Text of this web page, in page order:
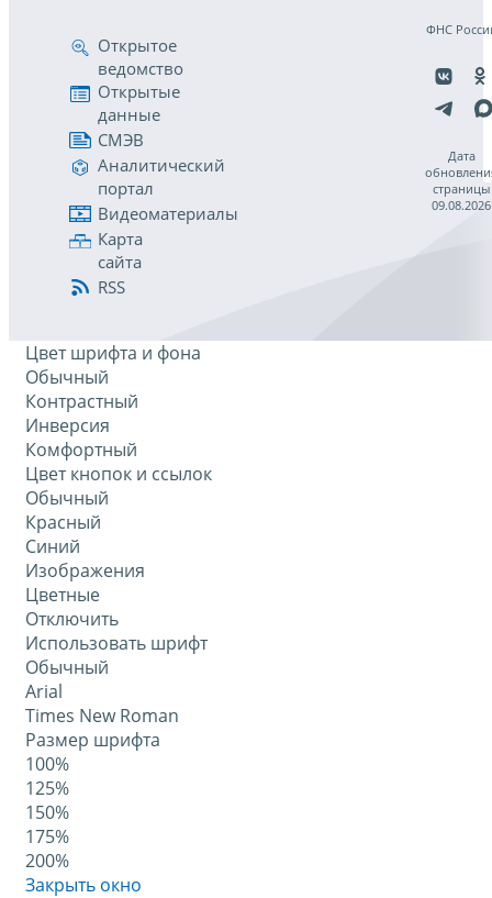
Открытое
ведомство
Открытые
данные
СМЭВ
Аналитический
портал
Видеоматериалы
Карта
сайта
RSS
ФНС
Дата
страницы
09.08.2026
Цвет шрифта и фона
Обычный
Контрастный
Инверсия
Комфортный
Цвет кнопок и ссылок
Обычный
Красный
Синий
Изображения
Цветные
Отключить
Использовать шрифт
Обычный
Arial
Times New Roman
Размер шрифта
100%
125%
150%
175%
200%
Закрыть окно